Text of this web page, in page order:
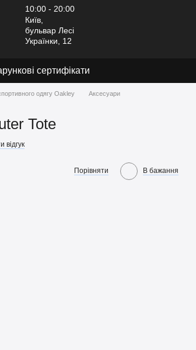
10:00 - 20:00
Київ,
бульвар Лесі
Українки, 12
сертифікати
одягу Oakley
Аксесуари
Tote
відгук
Порівняти В бажання